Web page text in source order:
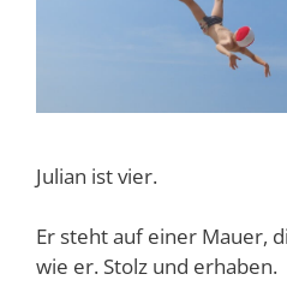
Julian ist vier.
Er steht auf einer Mauer,
wie er. Stolz und erhaben.